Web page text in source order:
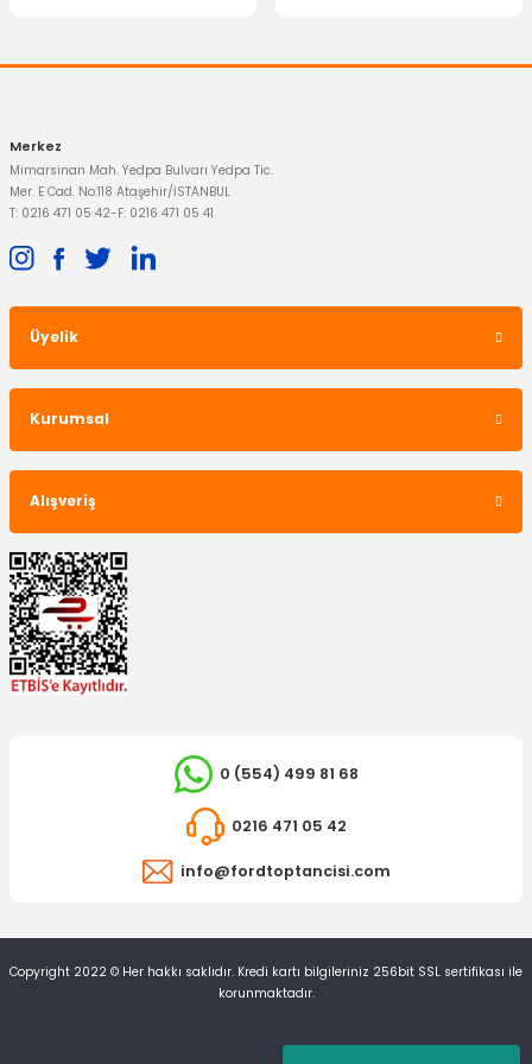
Ön Silecek Süpürgesi Connect
364,02 TL
Arka Silecek Kol Kapağı Connect
1.350,00 TL
Merkez
Mimarsinan Mah. Yedpa Bulvarı Yedpa Tic.
Mer. E Cad. No:118 Ataşehir/İSTANBUL
T: 0216 471 05 42-F: 0216 471 05 41
Üyelik
Kurumsal
Alışveriş
0 (554) 499 81 68
0216 471 05 42
info@fordtoptancisi.com
Copyright 2022 © Her hakkı saklıdır. Kredi kartı bilgileriniz 256bit SSL sertifikası ile
korunmaktadır.